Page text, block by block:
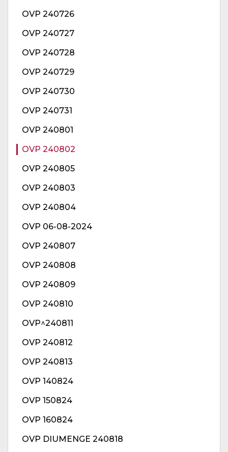
OVP 240726
OVP 240727
OVP 240728
OVP 240729
OVP 240730
OVP 240731
OVP 240801
OVP 240802
OVP 240805
OVP 240803
OVP 240804
OVP 06-08-2024
OVP 240807
OVP 240808
OVP 240809
OVP 240810
OVP^240811
OVP 240812
OVP 240813
OVP 140824
OVP 150824
OVP 160824
OVP DIUMENGE 240818